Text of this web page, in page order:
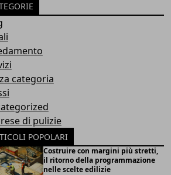
categoria
di pulizie
POPOLARI
Costruire con margini più stretti,
il ritorno della programmazione
nelle scelte edilizie